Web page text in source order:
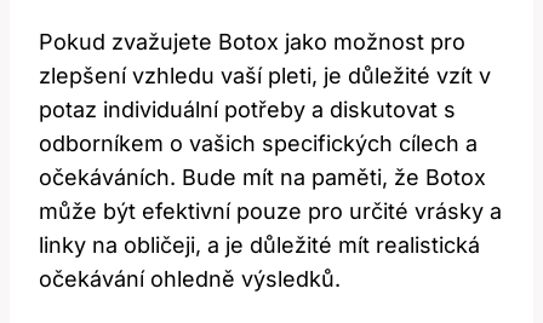
Pokud zvažujete Botox jako možnost pro
zlepšení vzhledu vaší pleti, je důležité vzít v
potaz individuální potřeby a diskutovat s
odborníkem o vašich specifických cílech a
očekáváních. Bude mít na paměti, že Botox
může být efektivní pouze pro určité vrásky a
linky na obličeji, a je důležité mít realistická
očekávání ohledně výsledků.